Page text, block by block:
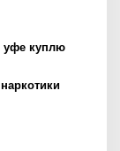
уфе куплю